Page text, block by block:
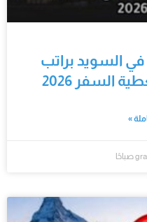
السويد براتب
السفر 2026
»